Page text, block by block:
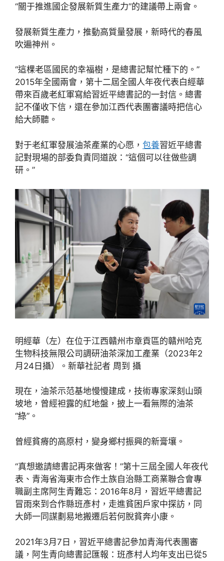
“關于推進國企發展新質生產力”的建議帶上兩會。
發展新質生產力，推動高質量發展，新時代的春風
吹遍神州。
“這棵老區國民的幸福樹，是總書記幫忙種下的。”
2015年全國兩會，第十二屆全國人年夜代表白經華
帶來百歲老紅軍寫給習近平總書記的一封信。總書
記不僅收下信，還在參加江西代表團審議時把信心
給大師聽。
對于老紅軍發展油茶產業的心愿， 包養習近平總書
記對現場的部委負責同道說：“這個可以往做些調
研。”
明經華（左）在位于江西贛州市章貢區的贛州哈克
生物科技無限公司調研油茶深加工產業（2023年2
月24日攝）。新華社記者 周到 攝
現在，油茶示范基地慢慢建成，技術專家深刻山頭
坡地，曾經袒露的紅地盤，披上一看無際的油茶
“綠”。
曾經貧瘠的高原村，變身鄉村振興的新膏壤。
“真想邀請總書記再來做客！”第十三屆全國人年夜代
表、青海省海東市合作土族自治縣工商業聯合會專
職副主席阿生青難忘：2016年8月，習近平總書記
冒雨來到合作縣班彥村，走進貧困戶家中探訪，同
大師一同謀劃易地搬遷后若何脫貧奔小康。
2021年3月7日，習近平總書記參加青海代表團審
議，阿生青向總書記匯報：班彥村人均年支出已從5